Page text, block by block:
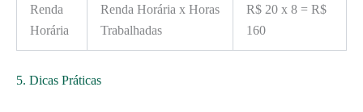
Renda
Horária
Renda Horária x Horas
Trabalhadas
R$ 20 x 8 = R$
160
5. Dicas Práticas